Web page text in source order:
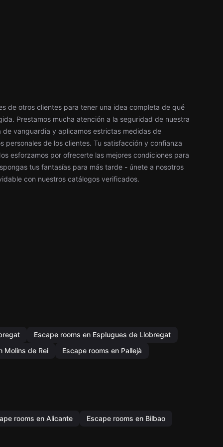
de otros clientes para tener una idea completa de qué
Prestamos mucha atención a la seguridad de nuestra
vanguardia y aplicamos estrictas medidas de
personales de los clientes. Tu satisfacción y confianza
esforzamos por ofrecerte las mejores condiciones para
tus fantasías para más tarde - únete a nosotros
con nuestros catálogos verificados.
Escape rooms en Esplugues de Llobregat
Molins de Rei
Escape rooms en Pallejà
rooms en Alicante
Escape rooms en Bilbao